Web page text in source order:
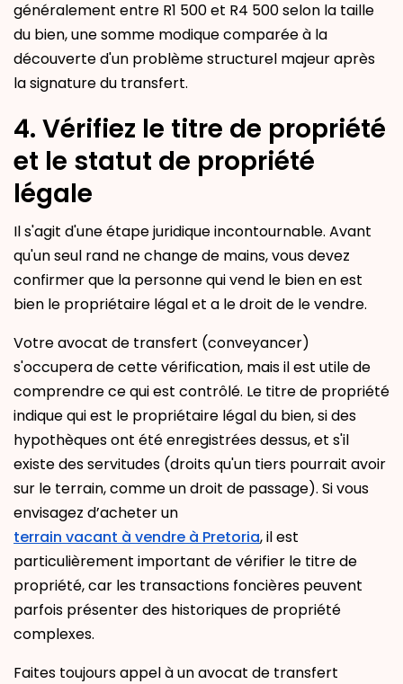
généralement entre R1 500 et R4 500 selon la taille
du bien, une somme modique comparée à la
découverte d'un problème structurel majeur après
la signature du transfert.
4. Vérifiez le titre de propriété
et le statut de propriété
légale
Il s'agit d'une étape juridique incontournable. Avant
qu'un seul rand ne change de mains, vous devez
confirmer que la personne qui vend le bien en est
bien le propriétaire légal et a le droit de le vendre.
Votre avocat de transfert (conveyancer)
s'occupera de cette vérification, mais il est utile de
comprendre ce qui est contrôlé. Le titre de propriété
indique qui est le propriétaire légal du bien, si des
hypothèques ont été enregistrées dessus, et s'il
existe des servitudes (droits qu'un tiers pourrait avoir
sur le terrain, comme un droit de passage). Si vous
envisagez d’acheter un
terrain vacant à vendre à Pretoria, il est
particulièrement important de vérifier le titre de
propriété, car les transactions foncières peuvent
parfois présenter des historiques de propriété
complexes.
Faites toujours appel à un avocat de transfert